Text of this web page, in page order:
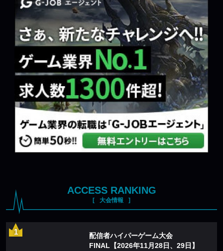
ACCESS RANKING
大会情報
配信者ハイパーゲーム大会
FINAL【2026年11月28日、29日】